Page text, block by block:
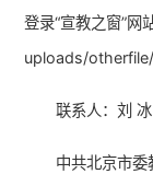
登录“宣教之窗”网
uploads/
联系人：刘
中共北京市